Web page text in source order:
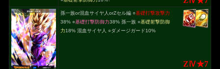
孫一族or混血サイヤ人orZセル編 ○基礎打撃攻撃力
38% ○基礎打撃防御力38% 孫一族 ○基礎射撃防御
力18% 混血サイヤ人 ○ダメージガード10%
ZⅣ★7